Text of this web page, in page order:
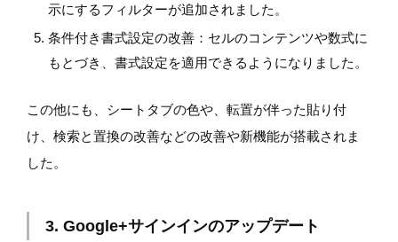
示にするフィルターが追加されました。
条件付き書式設定の改善：セルのコンテンツや数式に
もとづき、書式設定を適用できるようになりました。
この他にも、シートタブの色や、転置が伴った貼り付
け、検索と置換の改善などの改善や新機能が搭載されま
した。
3. Google+サインインのアップデート